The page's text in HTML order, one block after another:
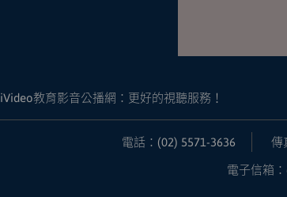
iVideo教育影音公播網：更好的視聽服務！
電話：(02) 5571-3636 傳
電子信箱